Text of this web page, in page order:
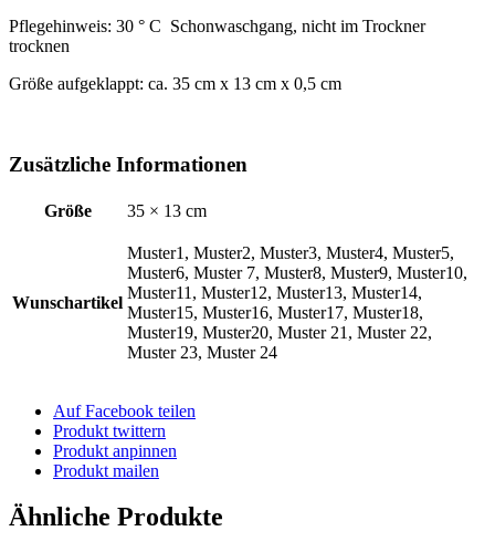
Pflegehinweis: 30 ° C Schonwaschgang, nicht im Trockner
trocknen
Größe aufgeklappt: ca. 35 cm x 13 cm x 0,5 cm
Zusätzliche Informationen
Größe 35 × 13 cm
Wunschartikel
Muster1, Muster2, Muster3, Muster4, Muster5,
Muster6, Muster 7, Muster8, Muster9, Muster10,
Muster11, Muster12, Muster13, Muster14,
Muster15, Muster16, Muster17, Muster18,
Muster19, Muster20, Muster 21, Muster 22,
Muster 23, Muster 24
Auf Facebook teilen
Produkt twittern
Produkt anpinnen
Produkt mailen
Ähnliche Produkte